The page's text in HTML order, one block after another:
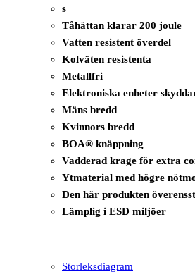
s
Tåhättan klarar 200 joule
Vatten resistent överdel
Kolväten resistenta
Metallfri
Elektroniska enheter
Mäns bredd
Kvinnors bredd
BOA® knäppning
Vadderad krage för extra
Ytmaterial med högre
Den här produkten
Lämplig i ESD miljöer
Storleksdiagram